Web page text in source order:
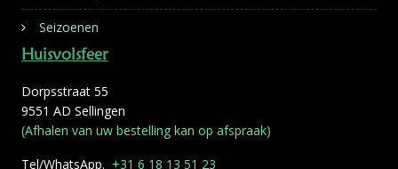
Seizoenen
Huisvolsfeer
Dorpsstraat 55
9551 AD Sellingen
(Afhalen van uw bestelling kan op afspraak)
Tel/WhatsApp. +31 6 18 13 51 23